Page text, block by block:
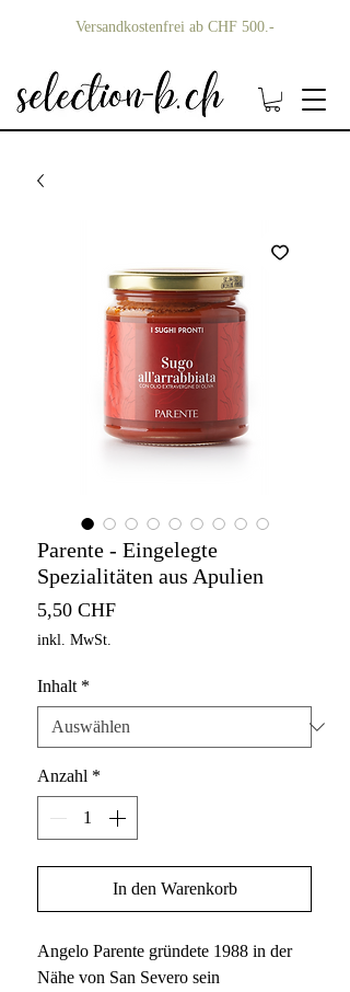
Versandkostenfrei ab CHF 500.-
Parente - Eingelegte
Spezialitäten aus Apulien
5,50 CHFPreis
inkl. MwSt.
Inhalt *
Anzahl *
In den Warenkorb
Angelo Parente gründete 1988 in der
Nähe von San Severo sein